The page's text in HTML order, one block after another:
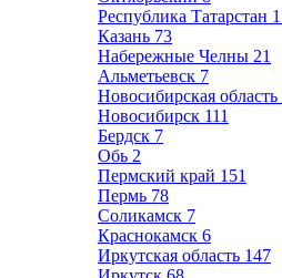
Республика Татарстан
Казань 73
Набережные Челны 21
Альметьевск 7
Новосибирская область
Новосибирск 111
Бердск 7
Обь 2
Пермский край 151
Пермь 78
Соликамск 7
Краснокамск 6
Иркутская область 147